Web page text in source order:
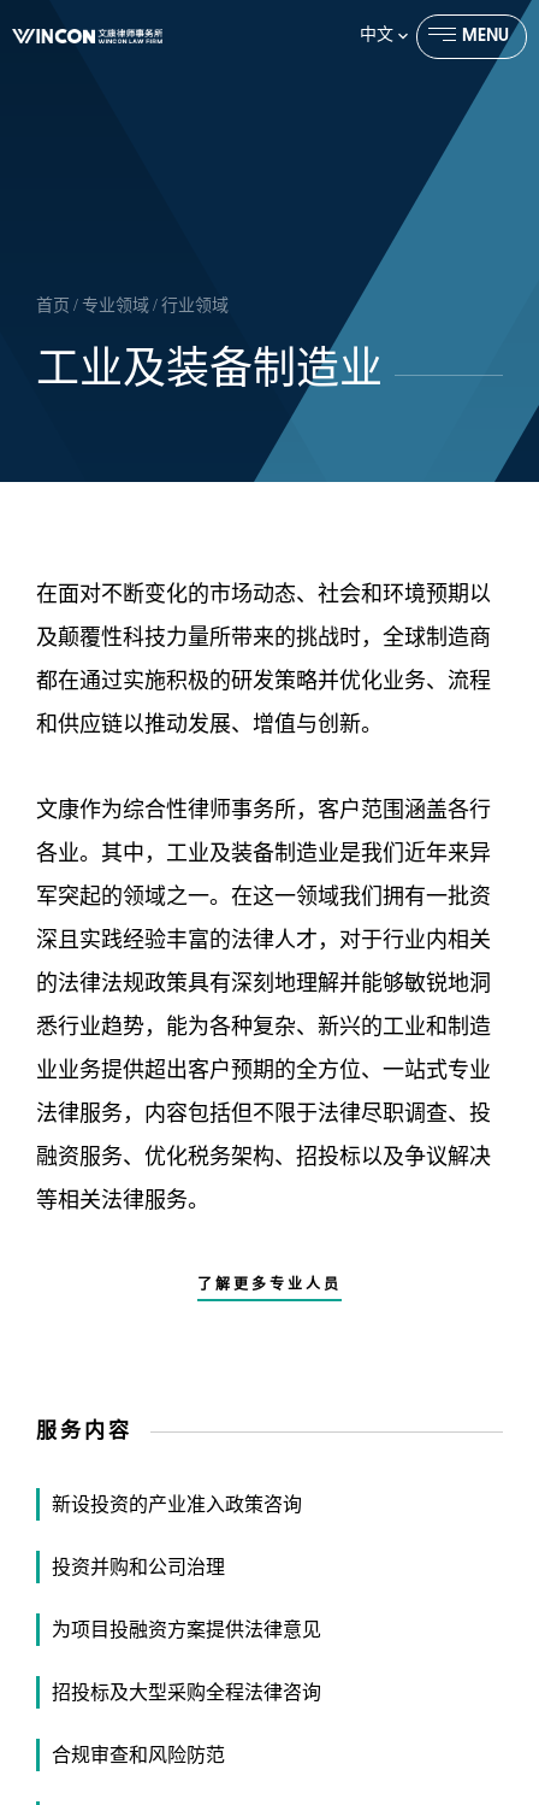
中文
MENU
CLOSE
首页 / 专业领域 / 行业领域
工业及装备制造业
在面对不断变化的市场动态、社会和环境预期以
及颠覆性科技力量所带来的挑战时，全球制造商
都在通过实施积极的研发策略并优化业务、流程
和供应链以推动发展、增值与创新。
文康作为综合性律师事务所，客户范围涵盖各行
各业。其中，工业及装备制造业是我们近年来异
军突起的领域之一。在这一领域我们拥有一批资
深且实践经验丰富的法律人才，对于行业内相关
的法律法规政策具有深刻地理解并能够敏锐地洞
悉行业趋势，能为各种复杂、新兴的工业和制造
业业务提供超出客户预期的全方位、一站式专业
法律服务，内容包括但不限于法律尽职调查、投
融资服务、优化税务架构、招投标以及争议解决
等相关法律服务。
了解更多专业人员
服务内容
新设投资的产业准入政策咨询
投资并购和公司治理
为项目投融资方案提供法律意见
招投标及大型采购全程法律咨询
合规审查和风险防范